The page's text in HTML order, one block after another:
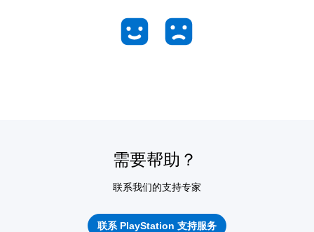
需要帮助？
联系我们的支持专家
联系 PlayStation 支持服务